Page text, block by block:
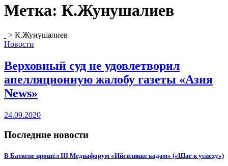
Метка: К.Жунушалиев
> К.Жунушалиев
Новости
Верховный суд не удовлетворил
апелляционную жалобу газеты «Азия
News»
24.09.2020
Последние новости
В Баткене прошёл III Медиафорум «Ийгиликке кадам» («Шаг к успеху»)